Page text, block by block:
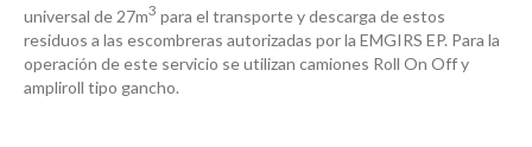
universal de 27m3 para el transporte y descarga de estos
residuos a las escombreras autorizadas por la EMGIRS EP. Para la
operación de este servicio se utilizan camiones Roll On Off y
ampliroll tipo gancho.